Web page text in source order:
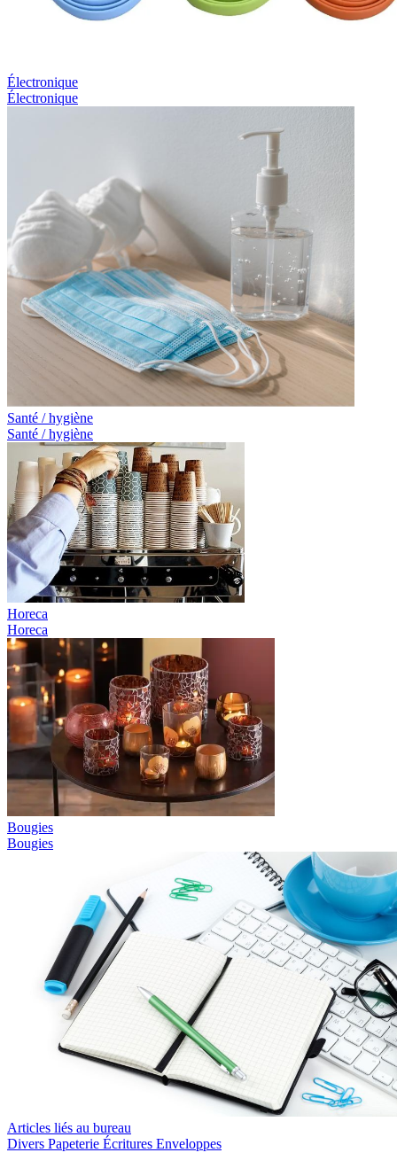
Électronique
Électronique
Santé / hygiène
Santé / hygiène
Horeca
Horeca
Bougies
Bougies
Articles liés au bureau
Divers Papeterie Écritures Enveloppes